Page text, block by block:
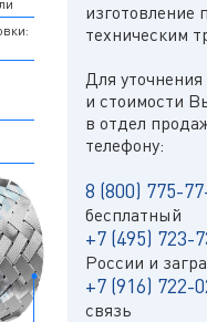
изготовление
техническим
Для уточнения
и стоимости
в отдел
телефону:
8 (800) 775-
бесплатный
+7 (495) 723-
России и
+7 (916) 722-
связь